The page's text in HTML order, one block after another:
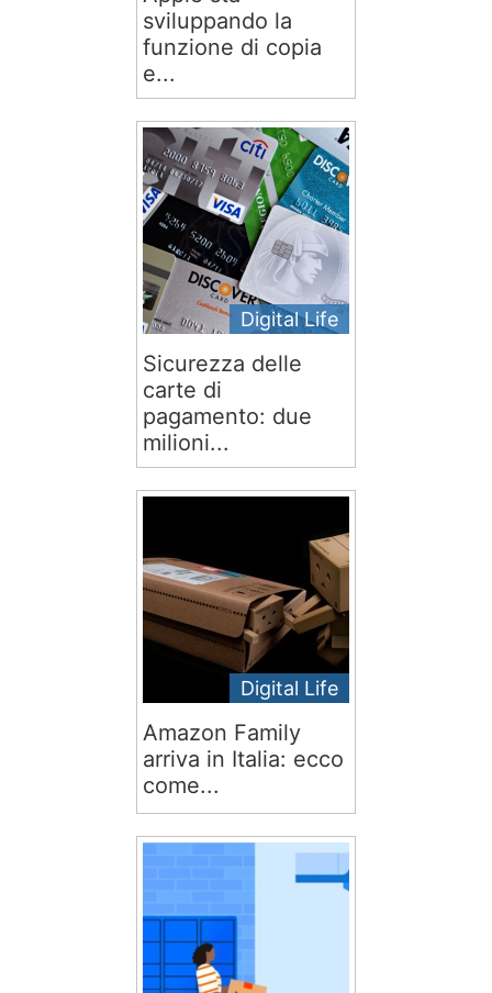
sviluppando la
funzione di copia
e...
Digital Life
Sicurezza delle
carte di
pagamento: due
milioni...
Digital Life
Amazon Family
arriva in Italia: ecco
come...